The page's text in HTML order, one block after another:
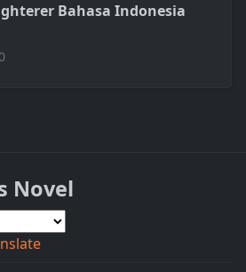
Bahasa Indonesia
Novel